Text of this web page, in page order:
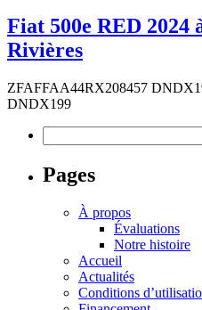
Fiat 500e RED 2024
Rivières
ZFAFFAA44RX208457
DNDX199
Pages
À propos
Évaluations
Notre histoire
Accueil
Actualités
Conditions